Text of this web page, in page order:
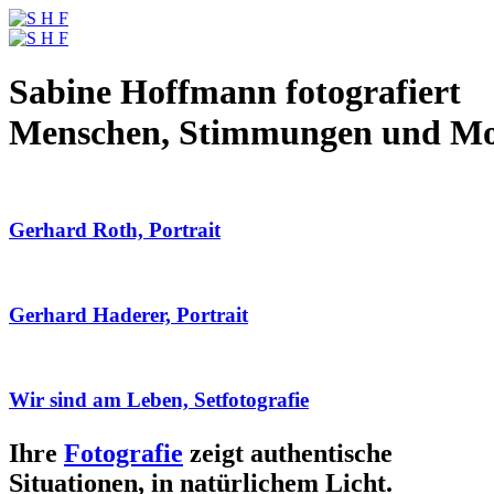
Sabine Hoffmann fotografiert
Menschen, Stimmungen und
Gerhard Roth, Portrait
Gerhard Haderer, Portrait
Wir sind am Leben, Setfotografie
Ihre Fotografie zeigt authentische
Situationen, in natürlichem Licht.